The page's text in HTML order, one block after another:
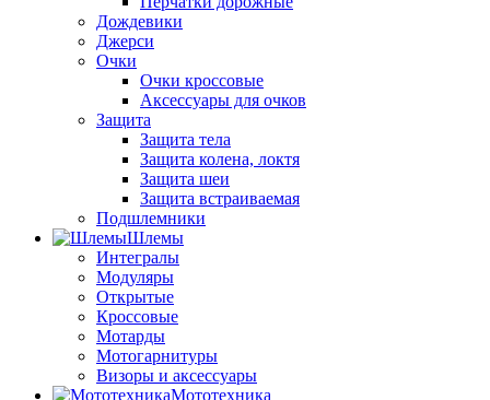
Дождевики
Джерси
Очки
Очки кроссовые
Аксессуары для очков
Защита
Защита тела
Защита колена, локтя
Защита шеи
Защита встраиваемая
Подшлемники
Шлемы
Интегралы
Модуляры
Открытые
Кроссовые
Мотарды
Мотогарнитуры
Визоры и аксессуары
Мототехника